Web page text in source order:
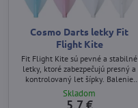
Cosmo Darts letky Fit
Flight Kite
Fit Flight Kite sú pevné a stabilné
letky, ktoré zabezpečujú presný a
kontrolovaný let šípky. Balenie
obsahuje 3 kusy.
Skladom